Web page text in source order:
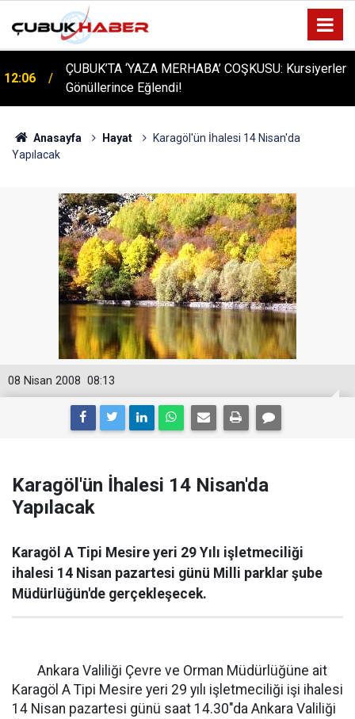
12:06
ÇUBUK’TA ‘YAZA MERHABA’ COŞKUSU: Kursiyerler
Gönüllerince Eğlendi!
Anasayfa Hayat
Karagöl'ün İhalesi 14 Nisan'da
Yapılacak
08:13
08 Nisan 2008
Karagöl'ün İhalesi 14 Nisan'da
Yapılacak
Karagöl A Tipi Mesire yeri 29 Yılı işletmeciliği
ihalesi 14 Nisan pazartesi günü Milli parklar şube
Müdürlüğün'de gerçekleşecek.
Ankara Valiliği Çevre ve Orman Müdürlüğüne ait
Karagöl A Tipi Mesire yeri 29 yılı işletmeciliği işi ihalesi
14 Nisan pazartesi günü saat 14.30"da Ankara Valiliği